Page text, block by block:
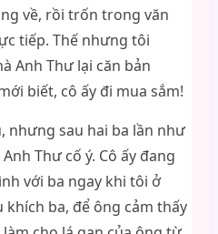
về, rồi trốn trong văn
tiếp. Thế nhưng tôi
Anh Thư lại căn bản
biết, cô ấy đi mua sắm!
nhưng sau hai ba lần như
Thư cố ý. Cô ấy đang
với ba ngay khi tôi ở
ba, để ông cảm thấy